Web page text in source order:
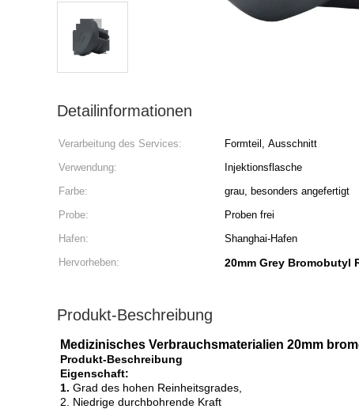
Detailinformationen
Verarbeitung des Services: Formteil, Ausschnitt
Verwendung:
Injektionsflasche
Farbe:
grau, besonders angefertigt
Probe:
Proben frei
Hafen:
Shanghai-Hafen
Hervorheben:
20mm Grey Bromobutyl
Produkt-Beschreibung
Medizinisches Verbrauchsmaterialien 20mm
Produkt-Beschreibung
Eigenschaft:
1. Grad des hohen Reinheitsgrades,
2. Niedrige durchbohrende Kraft